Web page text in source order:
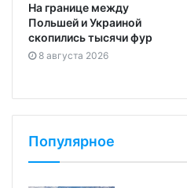
На границе между
Польшей и Украиной
скопились тысячи фур
8 августа 2026
Популярное